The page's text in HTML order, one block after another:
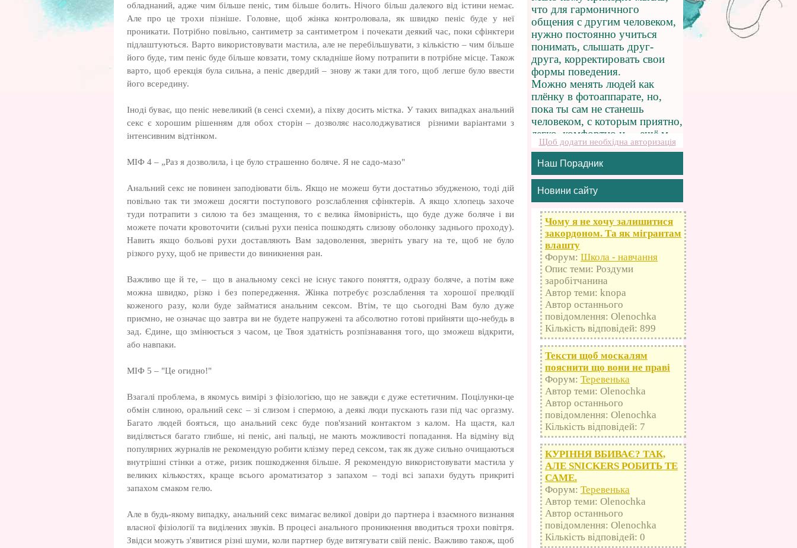
обладнаний, адже чим більше пеніс, тим більше болить. Нічого більш далекого від істини немає.
Але про це трохи пізніше. Головне, щоб жінка контролювала, як швидко пеніс буде у неї
проникати. Потрібно повільно, сантиметр за сантиметром і почекати деякий час, поки сфінктери
підлаштуються. Варто використовувати мастила, але не перебільшувати, з кількістю – чим більше
його буде, тим пеніс буде більше ковзати, тому складніше йому потрапити в потрібне місце. Також
варто, щоб ерекція була сильна, а пеніс двердий – знову ж таки для того, щоб легше було ввести
його всередину.
Іноді буває, що пеніс невеликий (в сенсі схеми), а піхву досить містка. У таких випадках анальний
секс є хорошим рішенням для обох сторін – дозволяє насолоджуватися різними варіантами з
інтенсивним відтінком.
МІФ 4 – „Раз я дозволила, і це було страшенно боляче. Я не садо-мазо"
Анальний секс не повинен заподіювати біль. Якщо не можеш бути достатньо збудженою, тоді дій
повільно так ти зможеш досягти поступового розслаблення сфінктерів. А якщо хлопець захоче
туди потрапити з силою та без змащення, то є велика ймовірність, що буде дуже боляче і ви
можете почати кровоточити (сильні рухи пеніса пошкодять слизову оболонку заднього проходу).
Навить якщо больові рухи доставляють Вам задоволення, зверніть увагу на те, щоб не було
різкого руху, щоб не привести до виникнення ран.
Важливо ще й те, – що в анальному сексі не існує такого поняття, одразу боляче, а потім вже
можна швидко, різко і без попередження. Жінка потребує розслаблення та хорошої прелюдії
коженого разу, коли буде займатися анальним сексом. Втім, те що сьогодні Вам було дуже
приємно, не означає що завтра ви не будете напружені та абсолютно готові прийняти що-небудь в
зад. Єдине, що змінюється з часом, це Твоя здатність розпізнавання того, що зможеш відкрити,
або навпаки.
МІФ 5 – "Це огидно!"
Взагалі проблема, в якомусь вимірі з фізіологією, що не завжди є дуже естетичним. Поцілунки-це
обмін слиною, оральний секс – зі слизом і спермою, а деякі люди пускають гази під час оргазму.
Багато людей бояться, що анальний секс буде пов'язаний контактом з калом. На щастя, кал
виділяється багато глибше, ні пеніс, ані пальці, не мають можливості попадання. На відміну від
популярних журналів не рекомендую робити клізму перед сексом, так як дуже сильно очищаються
внутрішні стінки а отже, ризик пошкодження більше. Я рекомендую використовувати мастила у
великих кількостях, краще всього ароматизатор з запахом – тоді всі запахи будуть прикриті
запахом смаком гелю.
Але в будь-якому випадку, анальний секс вимагає великої довіри до партнера і взаємного визнання
власної фізіології та виділених звуків. В процесі анального проникнення вводиться трохи повітря.
Звідси можуть з'явитися різні шуми, коли партнер буде витягувати свій пеніс. Важливо також, щоб
Щоб додати необхідна авторизація
Наш Порадник
Новини сайту
Чому я не хочу залишитися
закордоном. Та як мігрантам
влашту
Форум: Школа - навчання
Опис теми: Роздуми
заробітчанина
Автор теми: knopa
Автор останнього
повідомлення: Olenochka
Кількість відповідей: 899
Тексти щоб москалям
пояснити що вони не праві
Форум: Теревенька
Автор теми: Olenochka
Автор останнього
повідомлення: Olenochka
Кількість відповідей: 7
КУРІННЯ ВБИВАЄ? ТАК,
АЛЕ SNICKERS РОБИТЬ ТЕ
САМЕ.
Форум: Теревенька
Автор теми: Olenochka
Автор останнього
повідомлення: Olenochka
Кількість відповідей: 0